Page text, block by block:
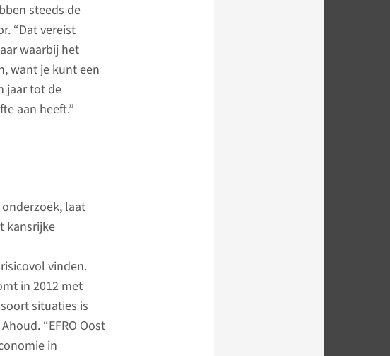
steeds de
“Dat vereist
waarbij het
want je kunt een
jaar tot de
aan heeft.”
laat
kansrijke
vinden.
in 2012 met
situaties is
“EFRO Oost
in